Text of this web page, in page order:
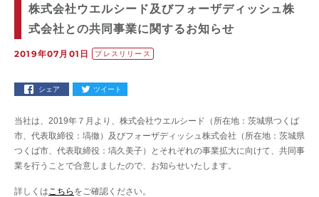
株式会社ウエルシード及びフォーザディッシュ株
式会社との共同事業に関するお知らせ
2019年07月01日 プレスリリース
シェア ツイート
当社は、2019年７月より、株式会社ウエルシード（所在地：茨城県つくば
市、代表取締役：塙徹）及びフォーザディッシュ株式会社（所在地：茨城県
つくば市、代表取締役：塙久美子）とそれぞれの事業拡大に向けて、共同事
業を行うことで合意しましたので、お知らせいたします。
詳しくはこちら をご確認ください。